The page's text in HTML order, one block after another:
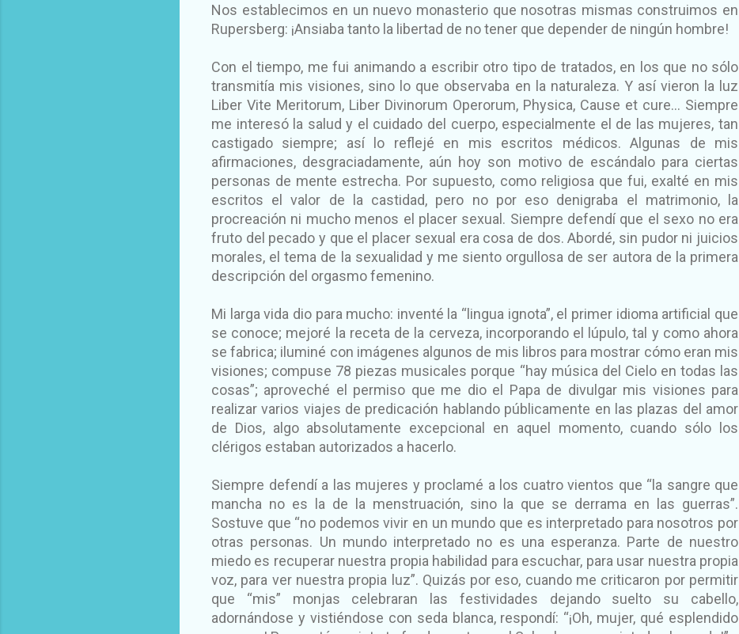
Nos establecimos en un nuevo monasterio que nosotras mismas construimos en
Rupersberg: ¡Ansiaba tanto la libertad de no tener que depender de ningún hombre!
Con el tiempo, me fui animando a escribir otro tipo de tratados, en los que no sólo
transmitía mis visiones, sino lo que observaba en la naturaleza. Y así vieron la luz
Liber Vite Meritorum, Liber Divinorum Operorum, Physica, Cause et cure… Siempre
me interesó la salud y el cuidado del cuerpo, especialmente el de las mujeres, tan
castigado siempre; así lo reflejé en mis escritos médicos. Algunas de mis
afirmaciones, desgraciadamente, aún hoy son motivo de escándalo para ciertas
personas de mente estrecha. Por supuesto, como religiosa que fui, exalté en mis
escritos el valor de la castidad, pero no por eso denigraba el matrimonio, la
procreación ni mucho menos el placer sexual. Siempre defendí que el sexo no era
fruto del pecado y que el placer sexual era cosa de dos. Abordé, sin pudor ni juicios
morales, el tema de la sexualidad y me siento orgullosa de ser autora de la primera
descripción del orgasmo femenino.
Mi larga vida dio para mucho: inventé la “lingua ignota”, el primer idioma artificial que
se conoce; mejoré la receta de la cerveza, incorporando el lúpulo, tal y como ahora
se fabrica; iluminé con imágenes algunos de mis libros para mostrar cómo eran mis
visiones; compuse 78 piezas musicales porque “hay música del Cielo en todas las
cosas”; aproveché el permiso que me dio el Papa de divulgar mis visiones para
realizar varios viajes de predicación hablando públicamente en las plazas del amor
de Dios, algo absolutamente excepcional en aquel momento, cuando sólo los
clérigos estaban autorizados a hacerlo.
Siempre defendí a las mujeres y proclamé a los cuatro vientos que “la sangre que
mancha no es la de la menstruación, sino la que se derrama en las guerras”.
Sostuve que “no podemos vivir en un mundo que es interpretado para nosotros por
otras personas. Un mundo interpretado no es una esperanza. Parte de nuestro
miedo es recuperar nuestra propia habilidad para escuchar, para usar nuestra propia
voz, para ver nuestra propia luz”. Quizás por eso, cuando me criticaron por permitir
que “mis” monjas celebraran las festividades dejando suelto su cabello,
adornándose y vistiéndose con seda blanca, respondí: “¡Oh, mujer, qué esplendido